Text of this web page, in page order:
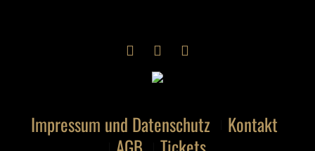
Impressum und Datenschutz
Kontakt